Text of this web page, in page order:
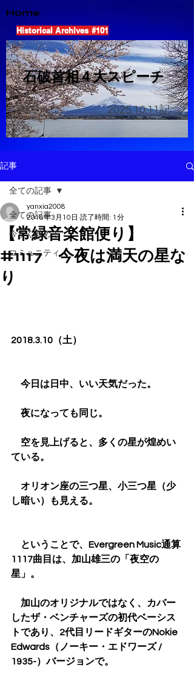
Home
Historical Archives #101
​石破首相４大スピーチ
2025.10.11記
記事
全ての記事
今すぐ始める
コミュニティ
全ての記事
【常緑音楽館便り】
#1117 今夜は満天の星な
り
yanxia2008
2018年3月10日 読了時間: 1分
2018.3.10（土）
今日は日中、いい天気だった。
夜になっても同じ。
空を見上げると、多くの星が煌めい
ている。
オリオン座の三つ星、小三つ星（少
し暗い）も見える。
ということで、Evergreen Music通算
1117曲目は、加山雄三の「夜空の
星」。
加山のオリジナルではなく、カバー
したザ・ベンチャーズの初代ベーシス
トであり、2代目リードギターのNokie
Edwards（ノーキー・エドワーズ /
1935-）バージョンで。